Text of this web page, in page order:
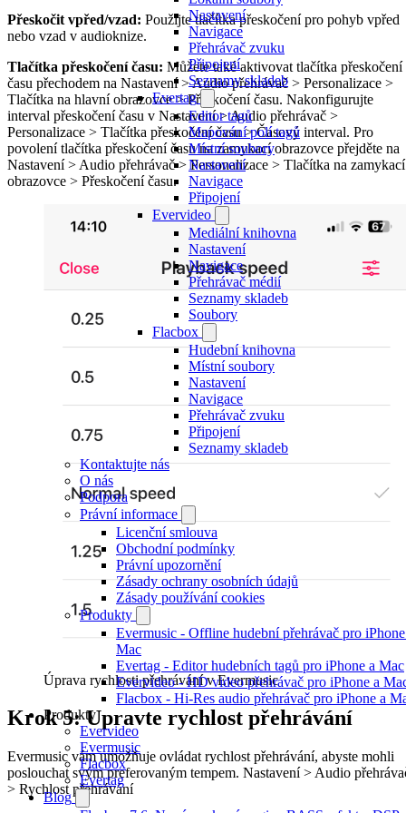
Nastavení
Navigace
Přehrávač zvuku
Připojení
Seznamy skladeb
Evertag
Editor tagů
Mapování polí tagů
Místní soubory
Nastavení
Navigace
Připojení
Evervideo
Mediální knihovna
Nastavení
Navigace
Přehrávač médií
Seznamy skladeb
Soubory
Flacbox
Hudební knihovna
Místní soubory
Nastavení
Navigace
Přehrávač zvuku
Připojení
Seznamy skladeb
Kontaktujte nás
O nás
Podpora
Právní informace
Licenční smlouva
Obchodní podmínky
Právní upozornění
Zásady ochrany osobních údajů
Zásady používání cookies
Produkty
Evermusic - Offline hudební přehrávač pro
Mac
Evertag - Editor hudebních tagů pro iPhone a Mac
Evervideo - HD video přehrávač pro iPhone a
Flacbox - Hi-Res audio přehrávač pro iPhone a
Produkty
Evervideo
Evermusic
Flacbox
Evertag
Blog
Přeskočit vpřed/vzad: Použijte tlačítka přeskočení pro pohyb vpřed
nebo vzad v audioknize.
Tlačítka přeskočení času: Můžete také aktivovat tlačítka přeskočení
času přechodem na Nastavení > Audio přehrávač > Personalizace >
Tlačítka na hlavní obrazovce > Přeskočení času. Nakonfigurujte
interval přeskočení času v Nastavení > Audio přehrávač >
Personalizace > Tlačítka přeskočení času > Časový interval. Pro
povolení tlačítka přeskočení času na zamykací obrazovce přejděte na
Nastavení > Audio přehrávač > Personalizace > Tlačítka na zamykací
obrazovce > Přeskočení času.
Úprava rychlosti přehrávání v Evermusic
Krok 5: Upravte rychlost přehrávání
Evermusic vám umožňuje ovládat rychlost přehrávání, abyste mohli
poslouchat svým preferovaným tempem. Nastavení > Audio
> Rychlost přehrávání